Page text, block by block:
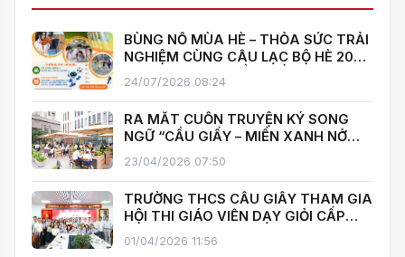
BÙNG NỔ MÙA HÈ – THỎA SỨC TRẢI
NGHIỆM CÙNG CÂU LẠC BỘ HÈ 2026
TRƯỜNG THCS CẦU GIẤY!
24/07/2026 08:24
RA MẮT CUỐN TRUYỆN KÝ SONG
NGỮ “CẦU GIẤY – MIỀN XANH NỞ
HOA”, KHÁNH THÀNH THƯ VIỆN MỞ,
LAN TOẢ VĂN HOÁ ĐỌC
23/04/2026 07:50
TRƯỜNG THCS CẦU GIẤY THAM GIA
HỘI THI GIÁO VIÊN DẠY GIỎI CẤP
TRUNG HỌC CƠ SỞ PHƯỜNG YÊN
HOÀ
01/04/2026 11:56